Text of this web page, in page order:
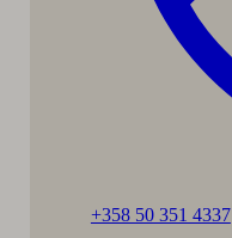
Ring:
+358 50 351 4337